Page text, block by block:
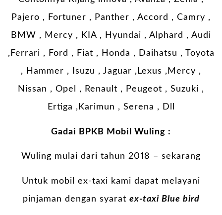
Pajero , Fortuner , Panther , Accord , Camry ,
BMW , Mercy , KIA , Hyundai , Alphard , Audi
,Ferrari , Ford , Fiat , Honda , Daihatsu , Toyota
, Hammer , Isuzu , Jaguar ,Lexus ,Mercy ,
Nissan , Opel , Renault , Peugeot , Suzuki ,
Ertiga ,Karimun , Serena , Dll
Gadai BPKB Mobil Wuling :
Wuling mulai dari tahun 2018 – sekarang
Untuk mobil ex-taxi kami dapat melayani
pinjaman dengan syarat ex-taxi Blue bird